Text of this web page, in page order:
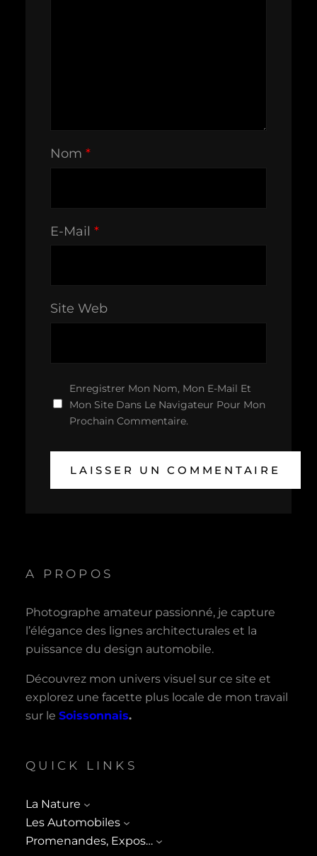
Nom *
E-Mail *
Site Web
Enregistrer Mon Nom, Mon E-Mail Et
Mon Site Dans Le Navigateur Pour Mon
Prochain Commentaire.
A PROPOS
Photographe amateur passionné, je capture
l’élégance des lignes architecturales et la
puissance du design automobile.
Découvrez mon univers visuel sur ce site et
explorez une facette plus locale de mon travail
sur le Soissonnais.
QUICK LINKS
La Nature
Les Automobiles
Promenandes, Expos…